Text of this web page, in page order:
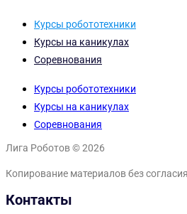
Курсы робототехники
Курсы на каникулах
Соревнования
Курсы робототехники
Курсы на каникулах
Соревнования
Лига Роботов © 2026
Копирование материалов без
Контакты